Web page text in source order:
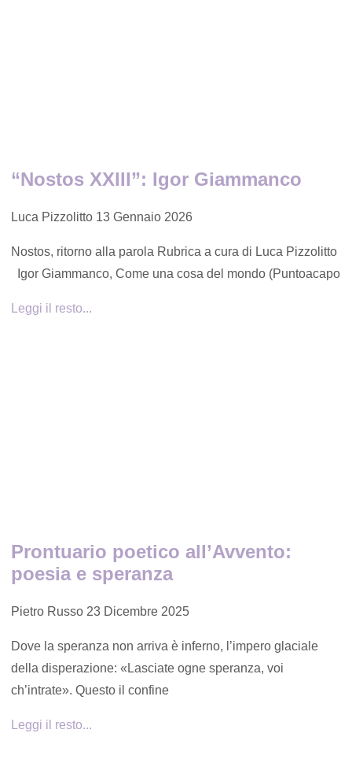
“Nostos XXIII”: Igor Giammanco
Luca Pizzolitto 13 Gennaio 2026
Nostos, ritorno alla parola Rubrica a cura di Luca Pizzolitto
Igor Giammanco, Come una cosa del mondo (Puntoacapo
Leggi il resto...
Prontuario poetico all’Avvento:
poesia e speranza
Pietro Russo 23 Dicembre 2025
Dove la speranza non arriva è inferno, l’impero glaciale
della disperazione: «Lasciate ogne speranza, voi
ch’intrate». Questo il confine
Leggi il resto...